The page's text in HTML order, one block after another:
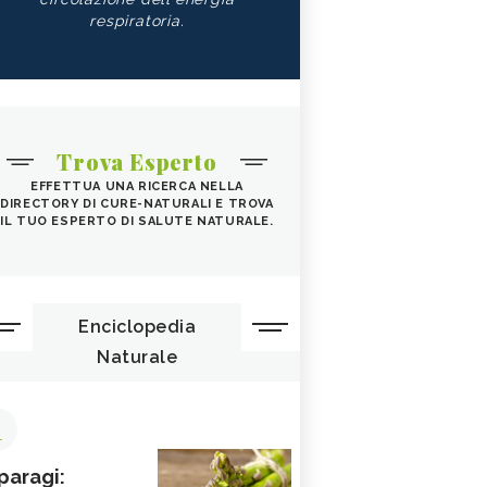
respiratoria.
Trova Esperto
EFFETTUA UNA RICERCA NELLA
DIRECTORY DI CURE-NATURALI E TROVA
IL TUO ESPERTO DI SALUTE NATURALE.
Enciclopedia
Naturale